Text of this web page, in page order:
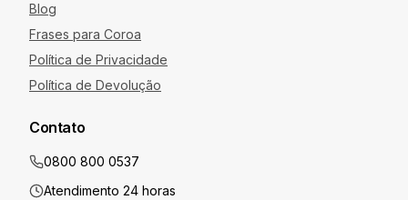
Blog
Frases para Coroa
Política de Privacidade
Política de Devolução
Contato
0800 800 0537
Atendimento 24 horas